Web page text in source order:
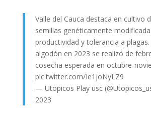
Valle del Cauca destaca en cultivo
semillas genéticamente
productividad y tolerancia a
algodón en 2023 se realizó de
cosecha esperada en octubre-
pic.twitter.com/Ie1joNyLZ9
— Utopicos Play usc
2023